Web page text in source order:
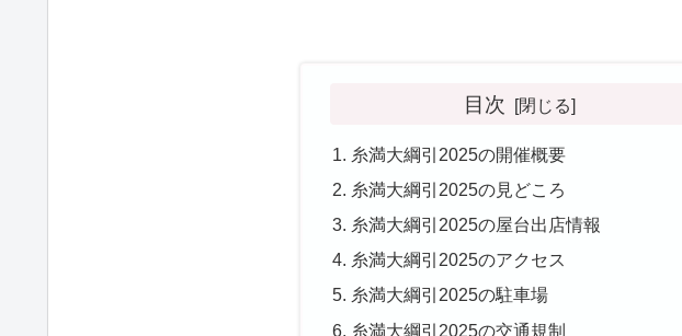
目次
糸満大綱引2025の開催概要
糸満大綱引2025の見どころ
糸満大綱引2025の屋台出店情報
糸満大綱引2025のアクセス
糸満大綱引2025の駐車場
糸満大綱引2025の交通規制